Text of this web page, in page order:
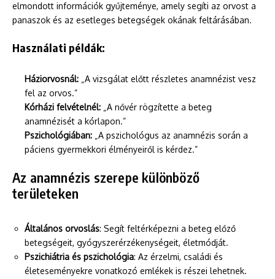
elmondott információk gyűjteménye, amely segíti az orvost a
panaszok és az esetleges betegségek okának feltárásában.
Használati példák:
Háziorvosnál: „A vizsgálat előtt részletes anamnézist vesz
fel az orvos.”
Kórházi felvételnél: „A nővér rögzítette a beteg
anamnézisét a kórlapon.”
Pszichológiában: „A pszichológus az anamnézis során a
páciens gyermekkori élményeiről is kérdez.”
Az anamnézis szerepe különböző
területeken
Általános orvoslás: Segít feltérképezni a beteg előző
betegségeit, gyógyszerérzékenységeit, életmódját.
Pszichiátria és pszichológia: Az érzelmi, családi és
életeseményekre vonatkozó emlékek is részei lehetnek.